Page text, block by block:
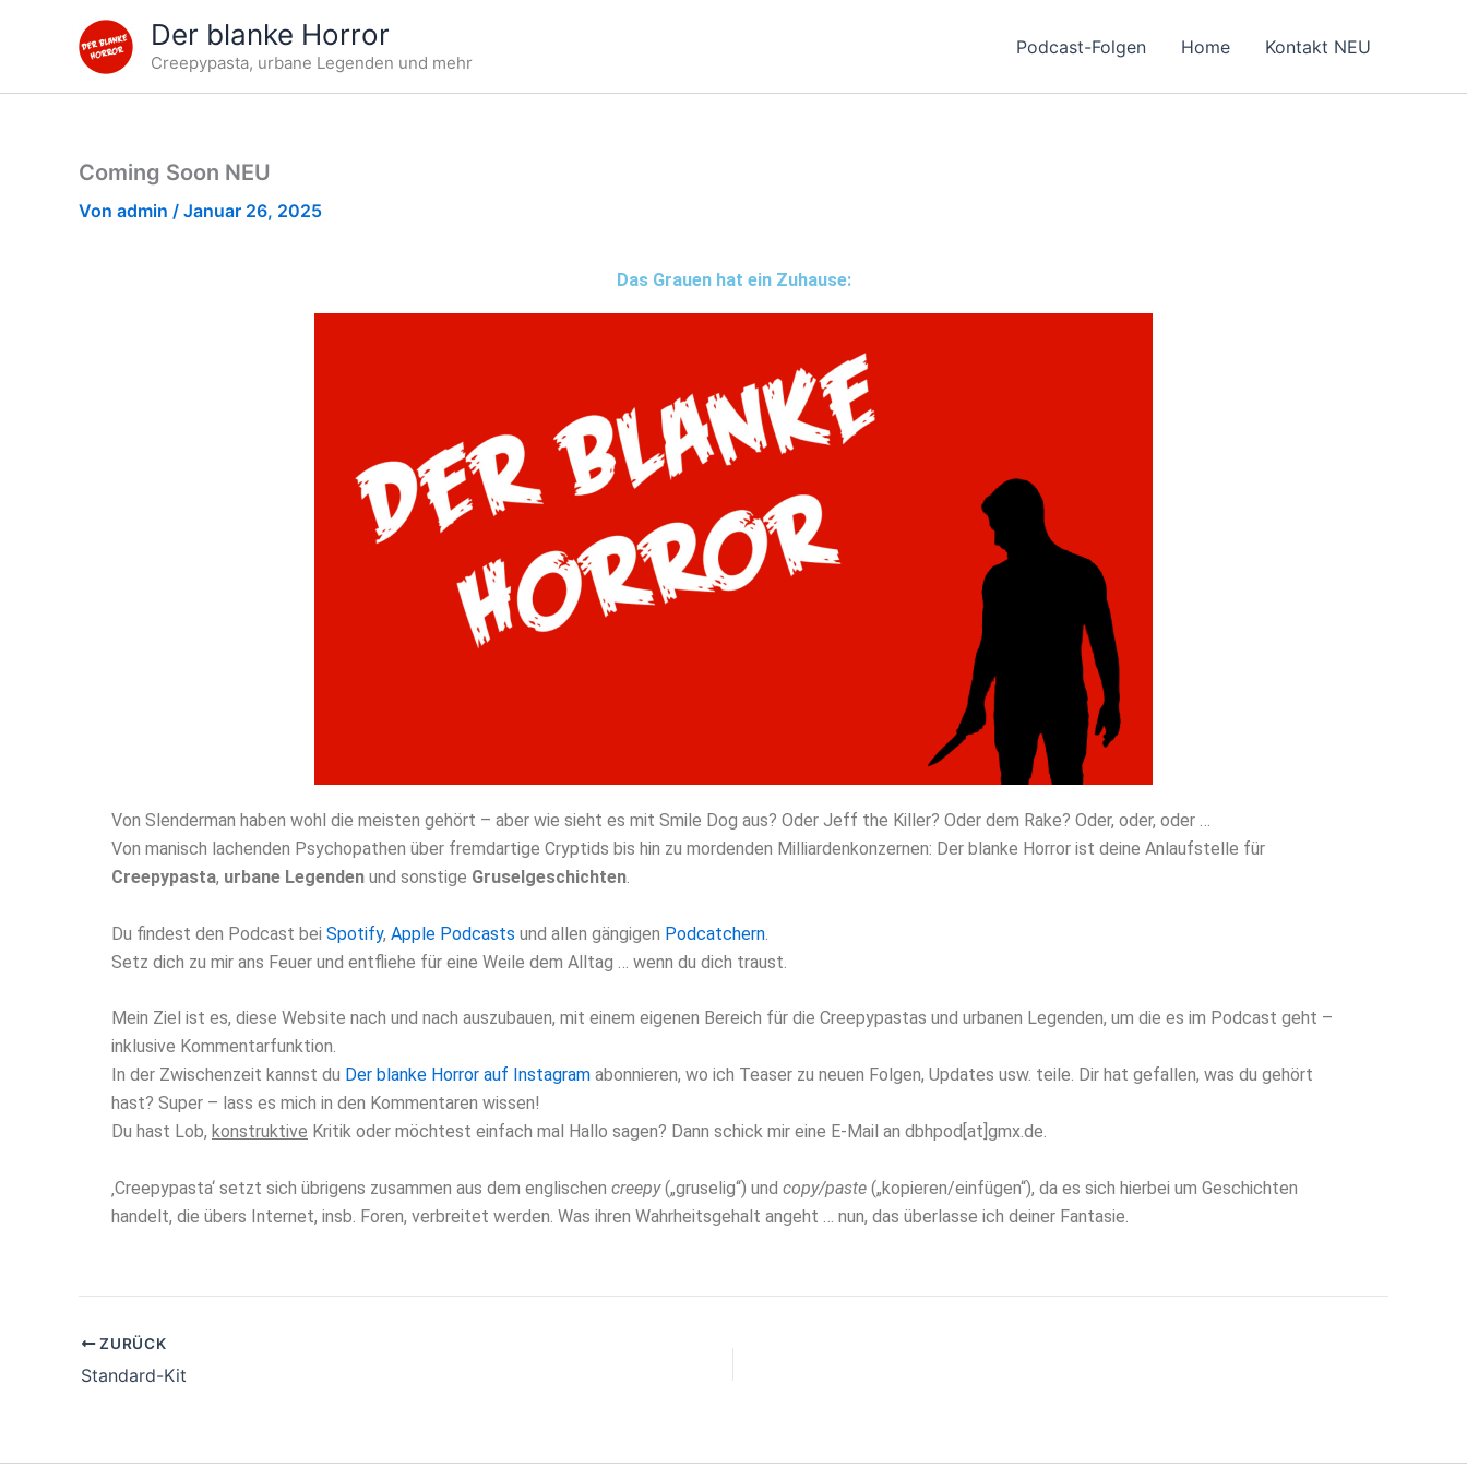
Der blanke Horror
Creepypasta, urbane Legenden und mehr
Podcast-Folgen Home Kontakt NEU
Coming Soon NEU
Von admin / Januar 26, 2025
Das Grauen hat ein Zuhause:
Von Slenderman haben wohl die meisten gehört – aber wie sieht es mit Smile Dog aus? Oder Jeff the Killer? Oder dem Rake? Oder, oder, oder …
Von manisch lachenden Psychopathen über fremdartige Cryptids bis hin zu mordenden Milliardenkonzernen: Der blanke Horror ist deine Anlaufstelle für
Creepypasta, urbane Legenden und sonstige Gruselgeschichten.
Du findest den Podcast bei Spotify, Apple Podcasts und allen gängigen Podcatchern
Setz dich zu mir ans Feuer und entfliehe für eine Weile dem Alltag … wenn du dich traust.
Mein Ziel ist es, diese Website nach und nach auszubauen, mit einem eigenen Bereich für die Creepypastas und urbanen Legenden, um die es im Podcast geht –
inklusive Kommentarfunktion.
In der Zwischenzeit kannst du Der blanke Horror auf Instagram abonnieren, wo ich Teaser zu neuen Folgen, Updates usw. teile. Dir hat gefallen, was du gehört
hast? Super – lass es mich in den Kommentaren wissen!
Du hast Lob, konstruktive Kritik oder möchtest einfach mal Hallo sagen? Dann schick mir eine E-Mail an dbhpod[at]gmx.de.
‚Creepypasta‘ setzt sich übrigens zusammen aus dem englischen creepy(„gruselig“) und copy/paste („kopieren/einfügen“), da es sich hierbei um Geschichten
handelt, die übers Internet, insb. Foren, verbreitet werden. Was ihren Wahrheitsgehalt angeht … nun, das überlasse ich deiner Fantasie.
ZURÜCK
Standard-Kit